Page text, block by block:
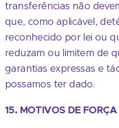
transferências não
que, como aplicável,
reconhecido por lei ou
reduzam ou limitem de
garantias expressas e
possamos ter dado.
15. MOTIVOS DE